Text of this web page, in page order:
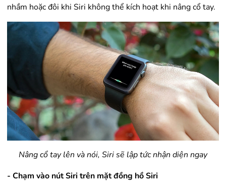
nhầm hoặc đôi khi Siri không thể kích hoạt khi nâng cổ tay.
Nâng cổ tay lên và nói, Siri sẽ lập tức nhận diện ngay
- Chạm vào nút Siri trên mặt đồng hồ Siri